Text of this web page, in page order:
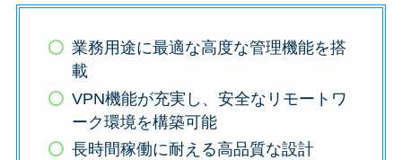
業務用途に最適な高度な管理機能を搭
載
VPN機能が充実し、安全なリモートワ
ーク環境を構築可能
長時間稼働に耐える高品質な設計